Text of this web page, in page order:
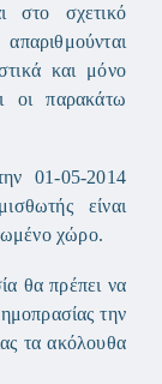
στο σχετικό
και μόνο
οι παρακάτω
01-05-2014
είναι
χώρο.
θα πρέπει να
την
τα ακόλουθα